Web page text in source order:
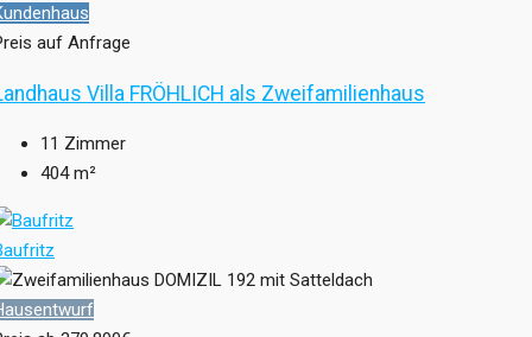
auf Anfrage
Villa FRÖHLICH als Zweifamilienhaus
11 Zimmer
404 m²